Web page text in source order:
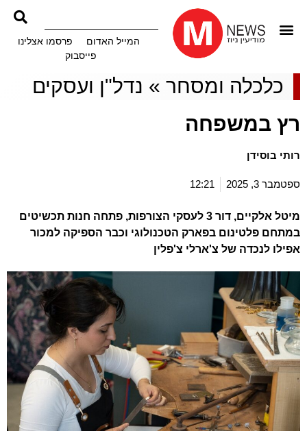
המייל האדום
פרסמו אצלינו
פייסבוק
כלכלה ומסחר» נדל"ן ועסקים
רץ במשפחה
רותי בוסידן
ספטמבר 3, 2025 12:21
מיטל אלקיים, דור 3 לעסקי הצורפות, פתחה חנות תכשיטים
במתחם פלטינום בפארק הטכנולוגי וכבר הספיקה למכור
אפילו לנכדה של צ'ארלי צ'פלין